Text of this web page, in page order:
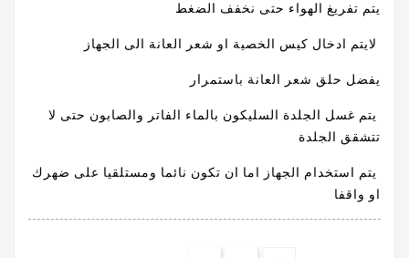
يتم تفريغ الهواء حتى نخفف الضغط
لايتم ادخال كيس الخصية او شعر العانة الى الجهاز
يفضل حلق شعر العانة باستمرار
يتم غسل الجلدة السليكون بالماء الفاتر والصابون حتى لا
تتشقق الجلدة
يتم استخدام الجهاز اما ان تكون نائما ومستلقيا على ضهرك
او واقفا